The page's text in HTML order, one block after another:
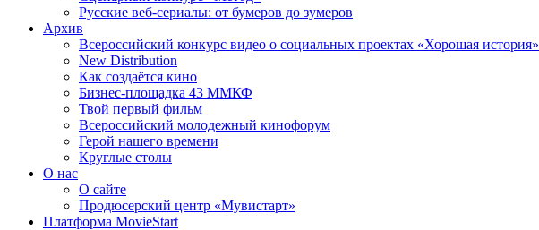
Русские веб-сериалы: от бумеров до зумеров
Архив
Всероссийский конкурс видео о социальных проектах «Хорошая история»
New Distribution
Как создаётся кино
Бизнес-площадка 43 ММКФ
Твой первый фильм
Всероссийский молодежный кинофорум
Герой нашего времени
Круглые столы
О нас
О сайте
Продюсерский центр «Мувистарт»
Платформа MovieStart